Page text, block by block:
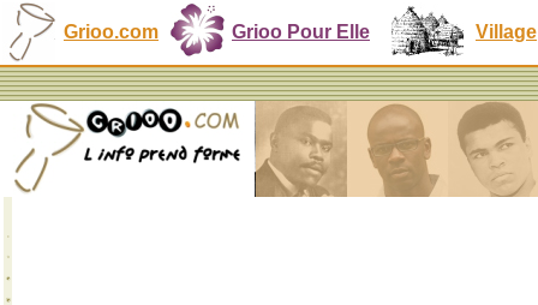
Grioo.com Grioo Pour Elle Village